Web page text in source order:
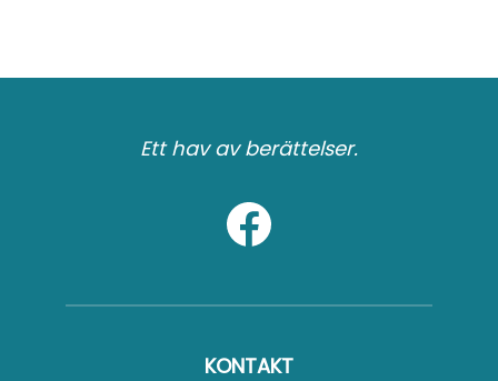
Ett hav av berättelser.
KONTAKT